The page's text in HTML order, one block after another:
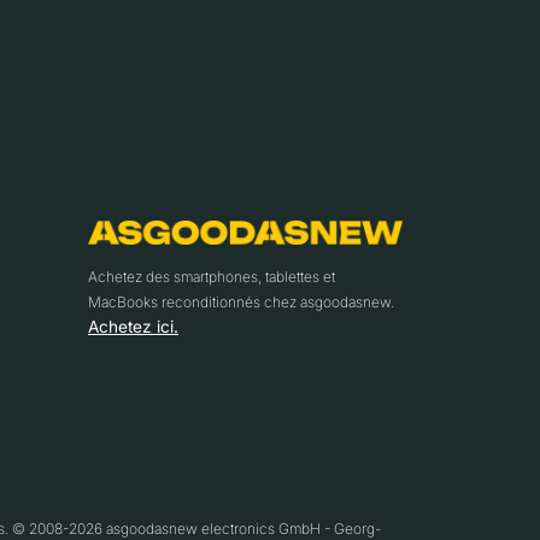
Achetez des smartphones, tablettes et
MacBooks reconditionnés chez asgoodasnew.
Achetez ici.
© 2008-2026 asgoodasnew electronics GmbH - Georg-